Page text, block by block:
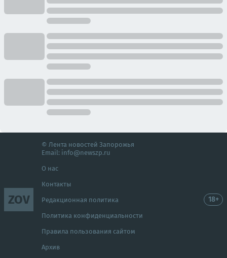
ZOV
© Лента новостей Запорожья
Email: info@newszp.ru
О нас
Контакты
Редакционная политика
Политика конфиденциальности
Правила пользования сайтом
Архив
18+